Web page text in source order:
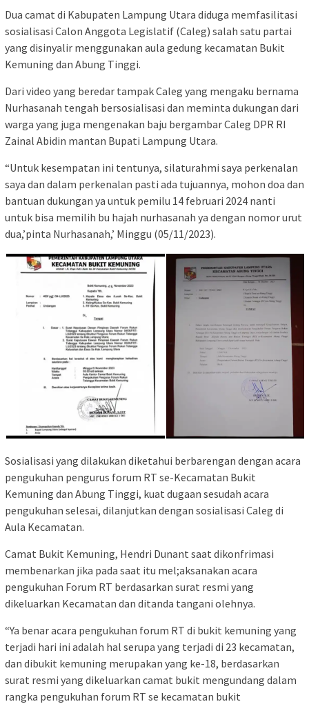
Dua camat di Kabupaten Lampung Utara diduga memfasilitasi
sosialisasi Calon Anggota Legislatif (Caleg) salah satu partai
yang disinyalir menggunakan aula gedung kecamatan Bukit
Kemuning dan Abung Tinggi.
Dari video yang beredar tampak Caleg yang mengaku bernama
Nurhasanah tengah bersosialisasi dan meminta dukungan dari
warga yang juga mengenakan baju bergambar Caleg DPR RI
Zainal Abidin mantan Bupati Lampung Utara.
“Untuk kesempatan ini tentunya, silaturahmi saya perkenalan
saya dan dalam perkenalan pasti ada tujuannya, mohon doa dan
bantuan dukungan ya untuk pemilu 14 februari 2024 nanti
untuk bisa memilih bu hajah nurhasanah ya dengan nomor urut
dua,’pinta Nurhasanah,’ Minggu (05/11/2023).
Sosialisasi yang dilakukan diketahui berbarengan dengan acara
pengukuhan pengurus forum RT se-Kecamatan Bukit
Kemuning dan Abung Tinggi, kuat dugaan sesudah acara
pengukuhan selesai, dilanjutkan dengan sosialisasi Caleg di
Aula Kecamatan.
Camat Bukit Kemuning, Hendri Dunant saat dikonfrimasi
membenarkan jika pada saat itu mel;aksanakan acara
pengukuhan Forum RT berdasarkan surat resmi yang
dikeluarkan Kecamatan dan ditanda tangani olehnya.
“Ya benar acara pengukuhan forum RT di bukit kemuning yang
terjadi hari ini adalah hal serupa yang terjadi di 23 kecamatan,
dan dibukit kemuning merupakan yang ke-18, berdasarkan
surat resmi yang dikeluarkan camat bukit mengundang dalam
rangka pengukuhan forum RT se kecamatan bukit